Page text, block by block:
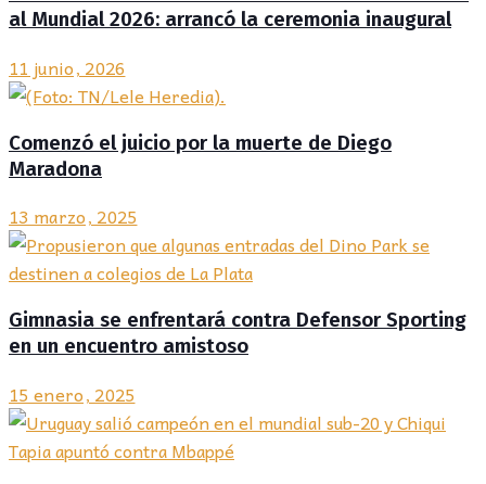
al Mundial 2026: arrancó la ceremonia inaugural
11 junio, 2026
Comenzó el juicio por la muerte de Diego
Maradona
13 marzo, 2025
Gimnasia se enfrentará contra Defensor Sporting
en un encuentro amistoso
15 enero, 2025